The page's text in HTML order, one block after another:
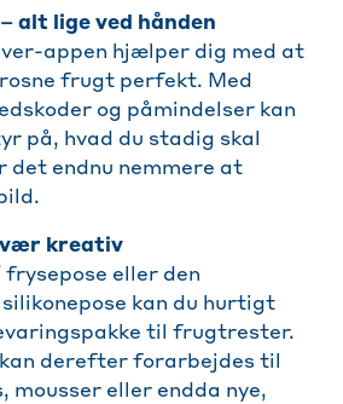
alt lige ved hånden
appen hjælper dig med at
frugt perfekt. Med
og påmindelser kan
på, hvad du stadig skal
det endnu nemmere at
vær kreativ
frysepose eller den
kan du hurtigt
til frugtrester.
derefter forarbejdes til
mousser eller endda nye,